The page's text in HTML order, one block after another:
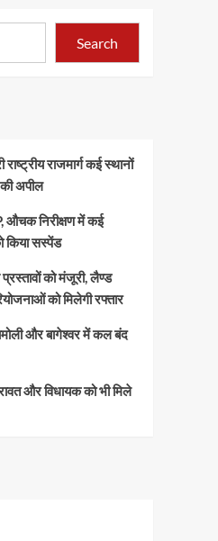
Search
राजमार्ग कई स्थानों
की अपील
औचक निरीक्षण में कई
किया सस्पेंड
को मंजूरी, लैण्ड
को मिलेगी रफ्तार
और बागेश्वर में कल बंद
और विधायक को भी मिले